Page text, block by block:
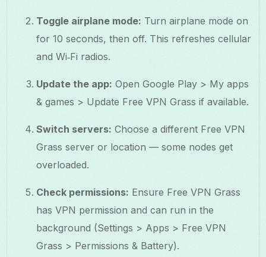
Toggle airplane mode: Turn airplane mode on
for 10 seconds, then off. This refreshes cellular
and Wi‑Fi radios.
Update the app: Open Google Play > My apps
& games > Update Free VPN Grass if available.
Switch servers: Choose a different Free VPN
Grass server or location — some nodes get
overloaded.
Check permissions: Ensure Free VPN Grass
has VPN permission and can run in the
background (Settings > Apps > Free VPN
Grass > Permissions & Battery).